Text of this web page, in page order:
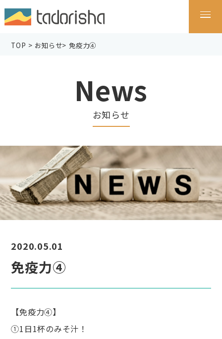
TOP > お知らせ> 免疫力④
News
お知らせ
免疫力④
2020.05.01
【免疫力④】
①1日1杯のみそ汁！